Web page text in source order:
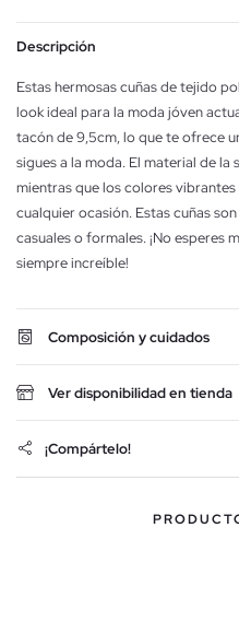
Descripción
Estas hermosas cuñas de tejido
look ideal para la moda jóven
tacón de 9,5cm, lo que te ofrece
sigues a la moda. El material de
mientras que los colores
cualquier ocasión. Estas cuñas
casuales o formales. ¡No esperes
siempre increíble!
Composición y cuidados
Ver disponibilidad en tienda
¡Compártelo!